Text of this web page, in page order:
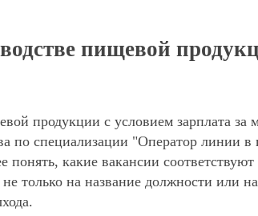
пищевой
продукции с условием зарплата за
по специализации "Оператор линии
понять, какие вакансии
только на название должности